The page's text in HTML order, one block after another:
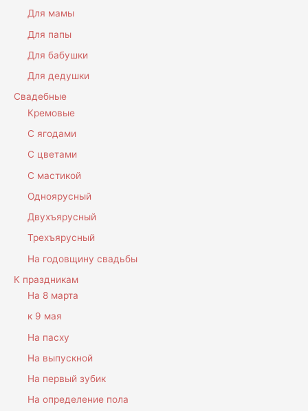
Для мамы
Для папы
Для бабушки
Для дедушки
Свадебные
Кремовые
С ягодами
С цветами
С мастикой
Одноярусный
Двухъярусный
Трехъярусный
На годовщину свадьбы
К праздникам
На 8 марта
к 9 мая
На пасху
На выпускной
На первый зубик
На определение пола